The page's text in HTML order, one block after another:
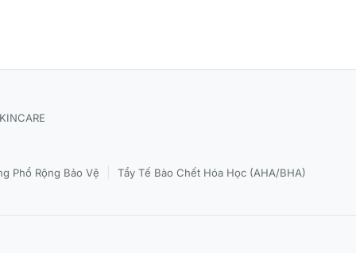
Phổ Rộng Bảo Vệ Tẩy Tế Bào Chết Hóa Học (AHA/BHA)